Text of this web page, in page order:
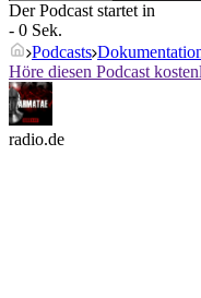
Der Podcast startet in
- 0 Sek.
Podcasts
Höre diesen Podcast
radio.de